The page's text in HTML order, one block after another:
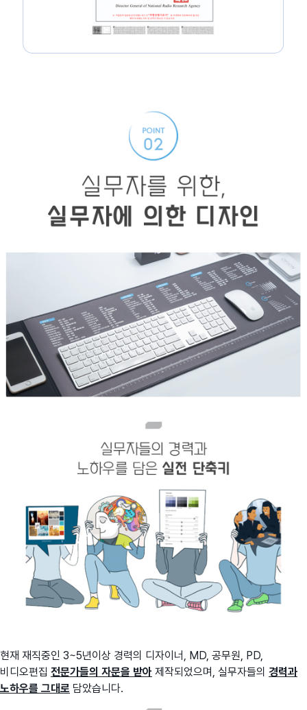
현재 재직중인 3~5년이상 경력의 디자이너, MD, 공무원, PD,
비디오편집 전문가들의 자문을 받아 제작되었으며, 실무자들의 경력과
노하우를 그대로 담았습니다.